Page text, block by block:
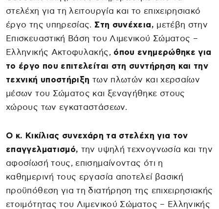
στελέχη για τη λειτουργία και το επιχειρησιακό
έργο της υπηρεσίας. Στη συνέχεια, μετέβη στην
Επισκευαστική Βάση του Λιμενικού Σώματος –
Ελληνικής Ακτοφυλακής, όπου ενημερώθηκε για
το έργο που επιτελείται στη συντήρηση και την
τεχνική υποστήριξη των πλωτών και χερσαίων
μέσων του Σώματος και ξεναγήθηκε στους
χώρους των εγκαταστάσεων.
Ο κ. Κικίλιας συνεχάρη τα στελέχη για τον
επαγγελματισμό, την υψηλή τεχνογνωσία και την
αφοσίωσή τους, επισημαίνοντας ότι η
καθημερινή τους εργασία αποτελεί βασική
προϋπόθεση για τη διατήρηση της επιχειρησιακής
ετοιμότητας του Λιμενικού Σώματος – Ελληνικής